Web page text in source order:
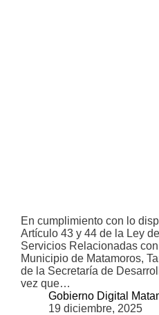
En cumplimiento con lo
Artículo 43 y 44 de la Ley
Servicios Relacionadas
Municipio de Matamoros,
de la Secretaría de
vez que…
Gobierno Digital
19 diciembre, 2025